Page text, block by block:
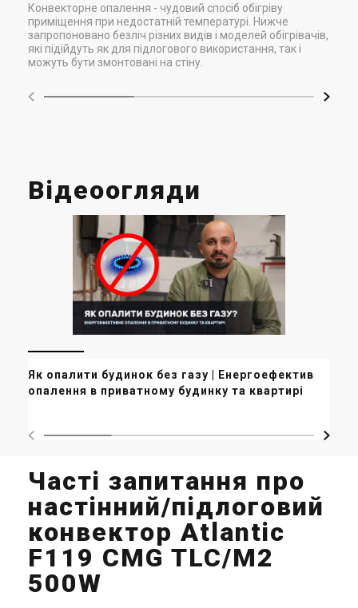
Конвекторне опалення - чудовий спосіб обігріву
приміщення при недостатній температурі. Нижче
запропоновано безліч різних видів і моделей обігрівачів,
які підійдуть як для підлогового використання, так і
можуть бути змонтовані на стіну.
Відеоогляди
Як опалити будинок без газу | Енергоефективне
опалення в приватному будинку та квартирі
Часті запитання про
настінний/підлоговий
конвектор Atlantic
F119 CMG TLC/M2
500W